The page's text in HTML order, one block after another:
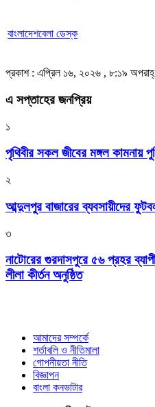
বাংলাদেশবেলা ডেস্ক
প্রকাশ : এপ্রিল ১৬, ২০২৬ , ৮:১৯
এ সপ্তাহের জনপ্রিয়
১
পৃথিবীর সকল জীবের মঙ্গল কামনায়
২
আব্দুলপুর বাজারের ব্যবসায়ীদের
৩
নাটোরের গুরদাসপুরে ৫৬ প্রহর ব্যাপী
লীলা কীর্তন অনুষ্ঠিত
আমাদের সম্পর্কে
শর্তাবলি ও নীতিমালা
গোপনীয়তা নীতি
বিজ্ঞাপন
বাংলা কনভাটার